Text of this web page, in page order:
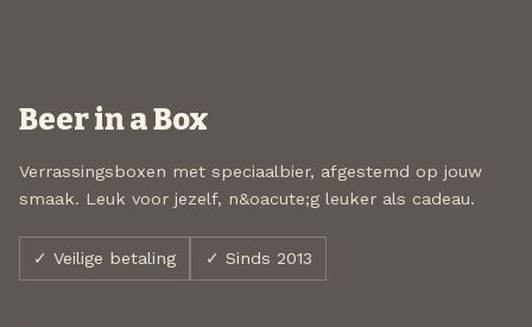
Beer in a Box
Verrassingsboxen met speciaalbier, afgestemd op jouw
smaak. Leuk voor jezelf, n&oacute;g leuker als cadeau.
✓ Veilige betaling ✓ Sinds 2013